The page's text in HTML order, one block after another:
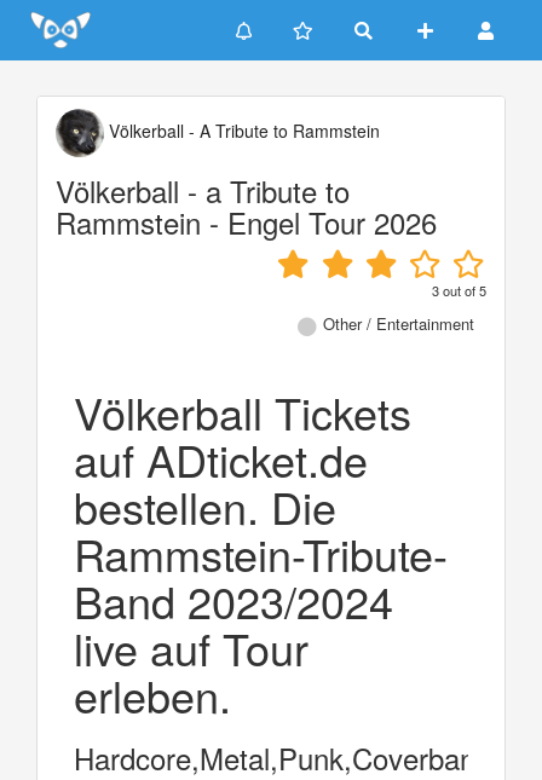
Update cookies preferences
Völkerball - A Tribute to Rammstein
Völkerball - a Tribute to
Rammstein - Engel Tour 2026
3out of5
Other / Entertainment
Völkerball Tickets
auf ADticket.de
bestellen. Die
Rammstein-Tribute-
Band 2023/2024
live auf Tour
erleben.
Hardcore,Metal,Punk,Coverbands